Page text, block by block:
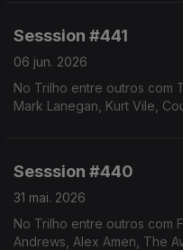
Sesssion #441
06 jun. 2026
No Trilho entre outros com
Mark Lanegan, Kurt Vile,
Sesssion #440
31 mai. 2026
No Trilho entre outros com
Andrews, Alex Amen, The